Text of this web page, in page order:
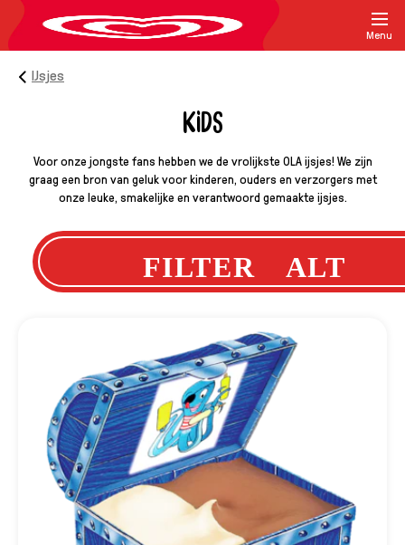
Menu
IJsjes
KIDS
Voor onze jongste fans hebben we de vrolijkste OLA ijsjes! We zijn
graag een bron van geluk voor kinderen, ouders en verzorgers met
onze leuke, smakelijke en verantwoord gemaakte ijsjes.